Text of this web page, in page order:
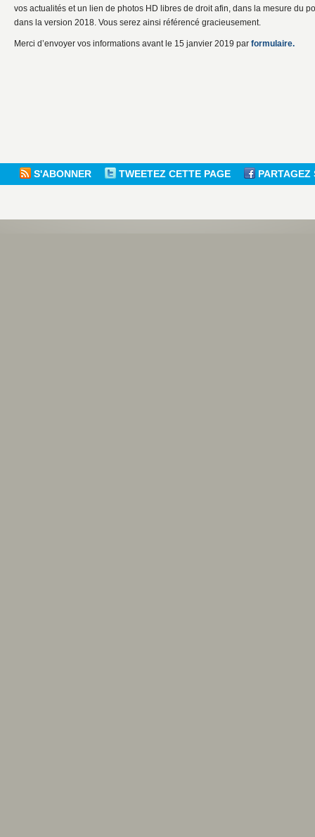
vos actualités et un lien de photos HD libres de droit afin, dans la mesure du
dans la version 2018. Vous serez ainsi référencé gracieusement.
Merci d’envoyer vos informations avant le 15 janvier 2019 par formulaire.
S'ABONNER TWEETEZ CETTE PAGE PARTAGEZ